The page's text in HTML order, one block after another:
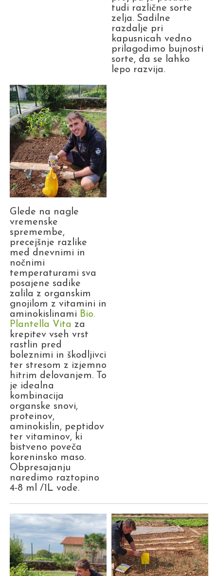
tudi različne sorte
zelja. Sadilne
razdalje pri
kapusnicah vedno
prilagodimo bujnosti
sorte, da se lahko
lepo razvija.
Glede na nagle
vremenske
spremembe,
precejšnje razlike
med dnevnimi in
nočnimi
temperaturami sva
posajene sadike
zalila z organskim
gnojilom z vitamini in
aminokislinami Bio.
Plantella Vita za
krepitev vseh vrst
rastlin pred
boleznimi in škodljivci
ter stresom z izjemno
hitrim delovanjem. To
je idealna
kombinacija
organske snovi,
proteinov,
aminokislin, peptidov
ter vitaminov, ki
bistveno poveča
koreninsko maso.
Obpresajanju
naredimo raztopino
4-8 ml /1L vode.